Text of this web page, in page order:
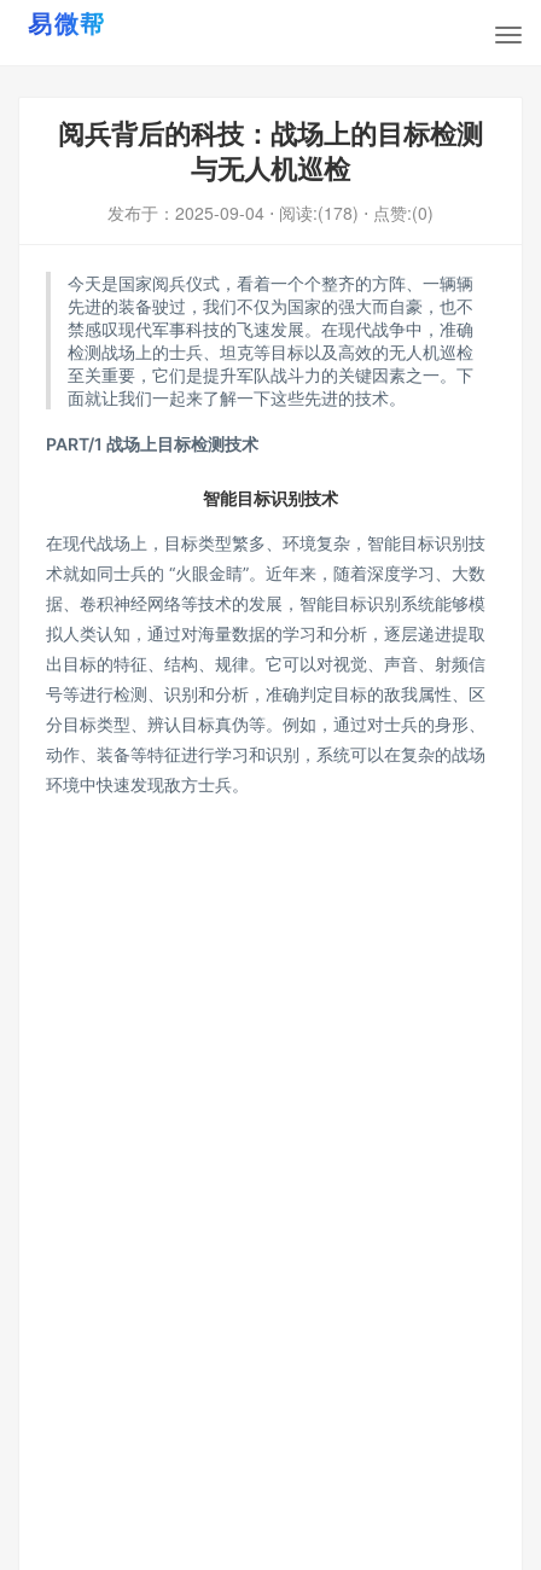
阅兵背后的科技：战场上的目标检测
与无人机巡检
发布于： 2025-09-04 ⋅ 阅读:(178) ⋅ 点赞:(0)
今天是国家阅兵仪式，看着一个个整齐的方阵、一辆辆
先进的装备驶过，我们不仅为国家的强大而自豪，也不
禁感叹现代军事科技的飞速发展。在现代战争中，准确
检测战场上的士兵、坦克等目标以及高效的无人机巡检
至关重要，它们是提升军队战斗力的关键因素之一。下
面就让我们一起来了解一下这些先进的技术。
PART/1 战场上目标检测技术
智能目标识别技术
在现代战场上，目标类型繁多、环境复杂，智能目标识别技
术就如同士兵的 “火眼金睛”。近年来，随着深度学习、大数
据、卷积神经网络等技术的发展，智能目标识别系统能够模
拟人类认知，通过对海量数据的学习和分析，逐层递进提取
出目标的特征、结构、规律。它可以对视觉、声音、射频信
号等进行检测、识别和分析，准确判定目标的敌我属性、区
分目标类型、辨认目标真伪等。例如，通过对士兵的身形、
动作、装备等特征进行学习和识别，系统可以在复杂的战场
环境中快速发现敌方士兵。